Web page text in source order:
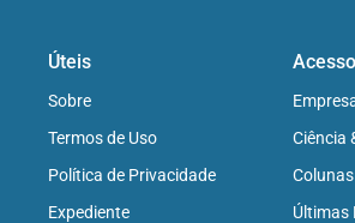
Úteis
Sobre
Termos de Uso
Política de Privacidade
Expediente
Ciência
Últimas